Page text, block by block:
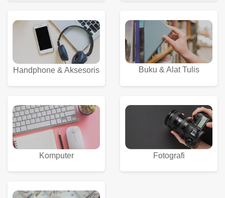
Handphone & Aksesoris Buku & Alat Tulis
Komputer Fotografi